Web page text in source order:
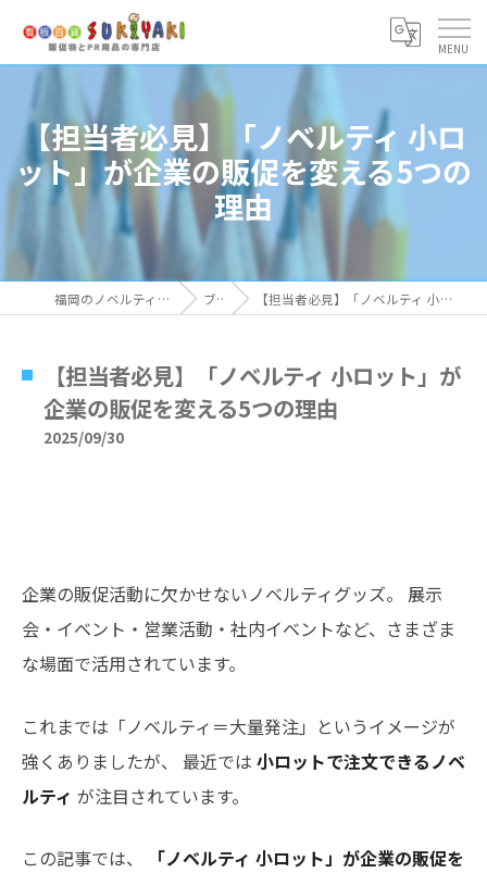
【担当者必見】「ノベルティ 小ロ
ット」が企業の販促を変える5つの
理由
福岡のノベルティなら看板百貨 SUKIYAKI ブログ 【担当者必見】「ノベルティ 小ロット」が企業の販促を変える5つの理由
【担当者必見】「ノベルティ 小ロット」が
企業の販促を変える5つの理由
2025/09/30
企業の販促活動に欠かせないノベルティグッズ。 展示
会・イベント・営業活動・社内イベントなど、さまざま
な場面で活用されています。
これまでは「ノベルティ＝大量発注」というイメージが
強くありましたが、 最近では 小ロットで注文できるノベ
ルティ が注目されています。
この記事では、
「ノベルティ 小ロット」が企業の販促を